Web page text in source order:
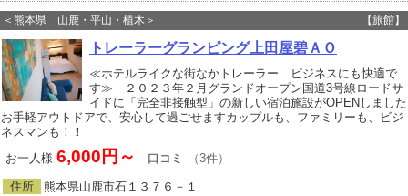
＜熊本県 山鹿・平山・植木＞ 【旅館】
トレーラーグランピング上田屋碧ＡＯ
≪ホテルライクな街なかトレーラー ビジネスにも快適で
す≫ ２０２３年２月グランドオープン国道3号線ロードサ
イドに「完全非接触型」の新しい宿泊施設がOPENしました
お手軽アウトドアで、安心して過ごせますカップルも、ファミリーも、ビジ
ネスマンも！！
お一人様 6,000円～ 口コミ （3件）
住所 熊本県山鹿市石１３７６－１